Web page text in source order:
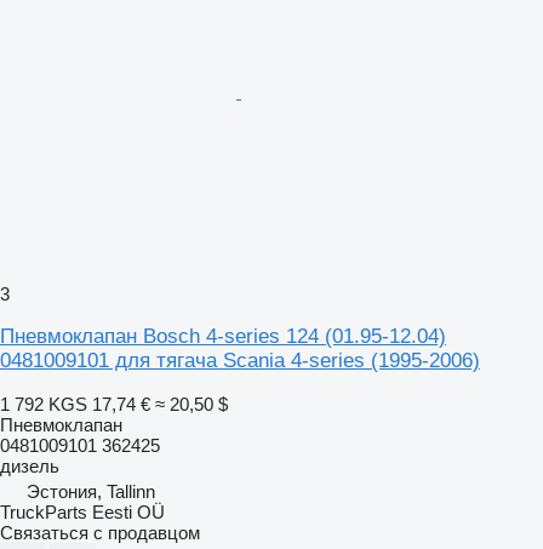
3
Пневмоклапан Bosch 4-series 124 (01.95-12.04)
0481009101 для тягача Scania 4-series (1995-2006)
1 792 KGS 17,74 € ≈ 20,50 $
Пневмоклапан
0481009101 362425
дизель
Эстония, Tallinn
TruckParts Eesti OÜ
Связаться с продавцом